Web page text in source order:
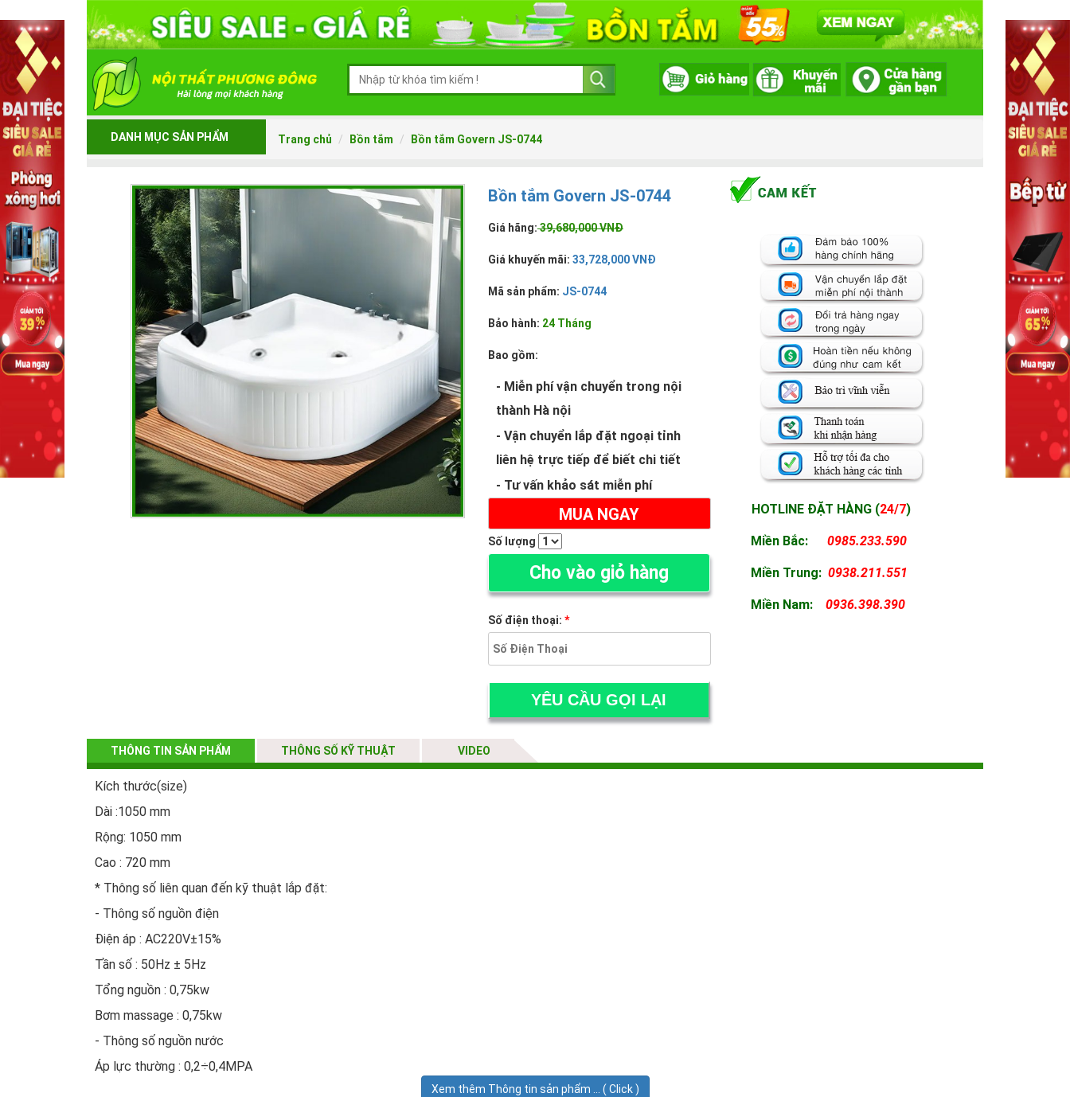
DANH MỤC SẢN PHẨM Trang chủ Bồn tắm Bồn tắm Govern JS-0744
Bồn tắm Govern JS-0744
Giá hãng:39,680,000 VNĐ
Giá khuyến mãi: 33,728,000 VNĐ
Mã sản phẩm: JS-0744
Bảo hành: 24 Tháng
Bao gồm:
- Miễn phí vận chuyển trong nội
thành Hà nội
- Vận chuyển lắp đặt ngoại tỉnh
liên hệ trực tiếp để biết chi tiết
- Tư vấn khảo sát miễn phí
MUA NGAY
Số lượng
Cho vào giỏ hàng
Số điện thoại: *
HOTLINE ĐẶT HÀNG (24/7)
Miền Bắc: 0985.233.590
MiềnTrung: 0938.211.551
MiềnNam: 0936.398.390
THÔNG TIN SẢN PHẨM THÔNG SỐ KỸ THUẬT VIDEO
Kích thước(size)
Dài :1050 mm
Rộng: 1050 mm
Cao : 720 mm
* Thông số liên quan đến kỹ thuật lắp đặt:
- Thông số nguồn điện
Điện áp : AC220V±15%
Tần số : 50Hz ± 5Hz
Tổng nguồn : 0,75kw
Bơm massage : 0,75kw
- Thông số nguồn nước
Áp lực thường : 0,2÷0,4MPA
Xem thêm Thông tin sản phẩm ... ( Click )